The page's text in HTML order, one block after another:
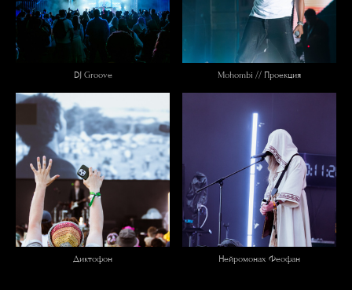
DJ Groove Mohombi // Проекция
Диктофон Нейромонах Феофан